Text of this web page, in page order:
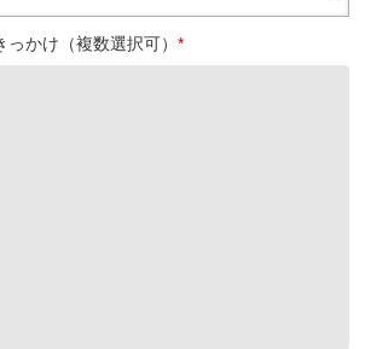
*
っかけ（複数選択可）